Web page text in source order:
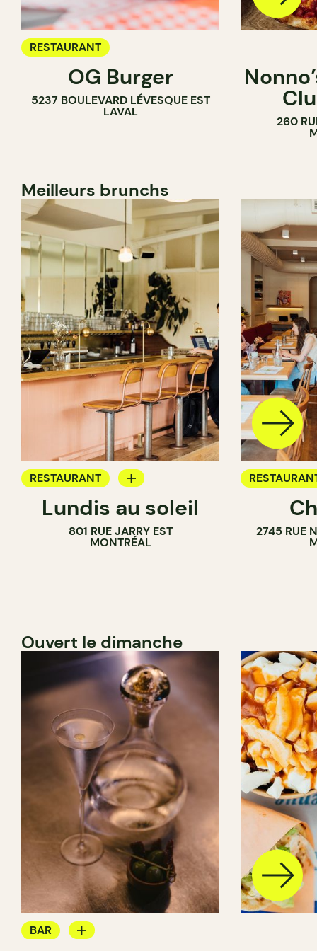
RESTAURANT
OG Burger
5237 BOULEVARD LÉVESQUE EST
LAVAL
260
Meilleurs brunchs
RESTAURANT
BAR À VIN
Lundis au soleil
801 RUE JARRY EST
MONTRÉAL
2745 RUE
Ouvert le dimanche
BAR